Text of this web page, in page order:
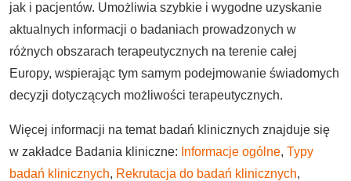
jak i pacjentów. Umożliwia szybkie i wygodne uzyskanie
aktualnych informacji o badaniach prowadzonych w
różnych obszarach terapeutycznych na terenie całej
Europy, wspierając tym samym podejmowanie świadomych
decyzji dotyczących możliwości terapeutycznych.
Więcej informacji na temat badań klinicznych znajduje się
w zakładce Badania kliniczne: Informacje ogólne, Typy
badań klinicznych, Rekrutacja do badań klinicznych,